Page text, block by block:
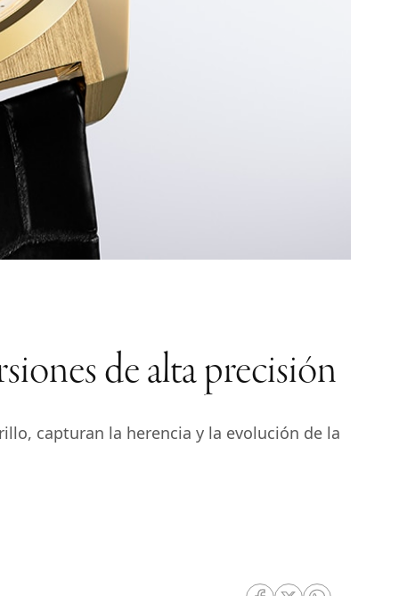
de alta precisión
capturan la herencia y la evolución de la